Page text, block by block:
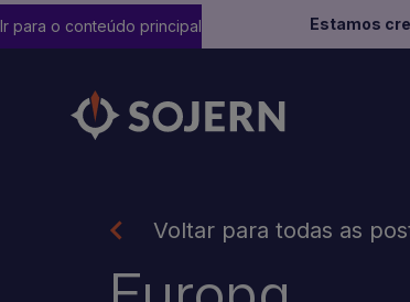
Estamos
Ir para o conteúdo principal
Voltar para todas as